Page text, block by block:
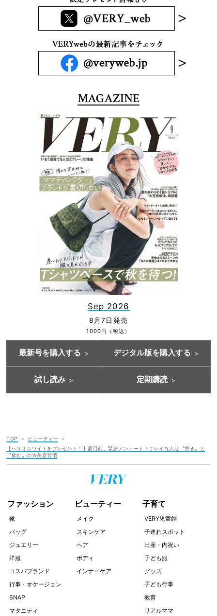
MAGAZINE
Sep 2026
8月7日発売
1000円（税込）
最新号を購入する デジタル版を購入する
試し読み 定期購読
TOP
ビューティー
【ヘリオホワイトをプレゼント！】夏目前、緊急アンケート！キレイな人は〝塗る〟と
〝飲む〟のＷ美容習慣
ファッション
靴
バッグ
ジュエリー
洋服
コスパブランド
行事・オケージョン
SNAP
マタニティ
ビューティー
メイク
スキンケア
ヘア
ボディ
インナーケア
子育て
VERY児童館
子連れスポット
出産・内祝い
子ども服
グッズ
子ども行事
教育
リアルママ